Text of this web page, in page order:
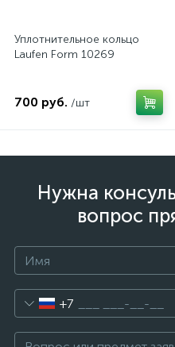
Уплотнительное кольцо
Laufen Form 10269
700 руб. /шт
Нужна
вопрос
+7